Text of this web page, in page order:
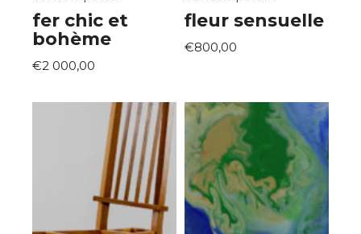
fer chic et
bohème
€2 000,00
fleur sensuelle
€800,00